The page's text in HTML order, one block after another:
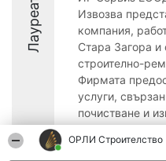
ОРЛИ Строителство
Лауреати
Извозва
компания,
Стара Загора и
строително-
Фирмата
услуги,
почистване и
8.6